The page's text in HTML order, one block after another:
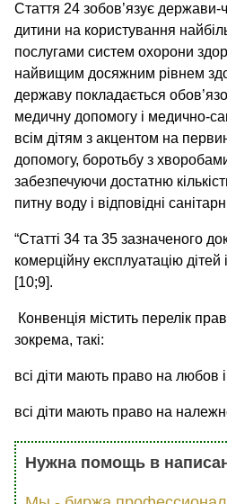
Стаття 24 зобов’язує
дитини на користування
послугами систем охорони
найвищим досяжним рівнем
державу покладається
медичну допомогу і медично-
всім дітям з акцентом на
допомогу, боротьбу з
забезпечуючи достатню
питну воду і відповідні
“Статті 34 та 35 зазначеного
комерційну експлуатацію дітей
[10;9].
Конвенція містить перелік
зокрема, такі:
всі діти мають право на любов
всі діти мають право на
Нужна помощь в